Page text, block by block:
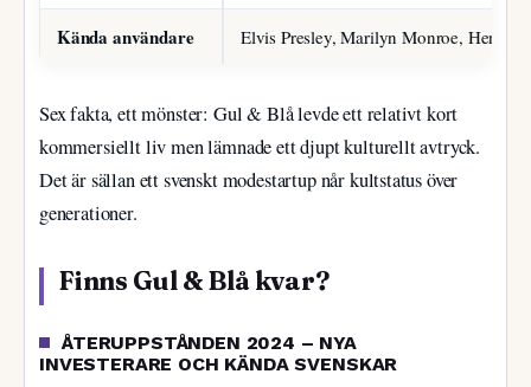
Kända användare Elvis Presley, Marilyn Monroe, Henry
Sex fakta, ett mönster: Gul & Blå levde ett relativt kort
kommersiellt liv men lämnade ett djupt kulturellt avtryck.
Det är sällan ett svenskt modestartup når kultstatus över
generationer.
Finns Gul & Blå kvar?
ÅTERUPPSTÅNDEN 2024 – NYA
INVESTERARE OCH KÄNDA SVENSKAR